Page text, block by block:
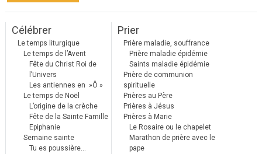
Célébrer
Le temps liturgique
Le temps de l’Avent
Fête du Christ Roi de
l’Univers
Les antiennes en »Ô »
Le temps de Noël
L’origine de la crèche
Fête de la Sainte Famille
Epiphanie
Semaine sainte
Tu es poussière…
Prier
Prière maladie, souffrance
Prière maladie épidémie
Saints maladie épidémie
Prière de communion
spirituelle
Prières au Père
Prières à Jésus
Prières à Marie
Le Rosaire ou le chapelet
Marathon de prière avec le
pape